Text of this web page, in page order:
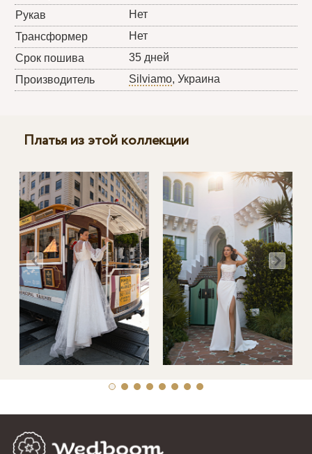
Рукав
Нет
Трансформер
Нет
Срок пошива
35 дней
Производитель
Silviamo, Украина
Платья из этой коллекции